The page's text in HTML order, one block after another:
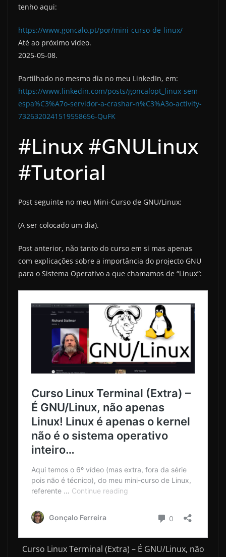
tenho aqui:
https://www.goncalo.pt/por/mini-curso-de-linux/
Até ao próximo vídeo.
2025-05-08.
Partilhado no mesmo dia no meu LinkedIn, em:
https://www.linkedin.com/posts/goncalopt_linux-sem-
espa%C3%A7o-servidor-a-crashar-n%C3%A3o-activity-
7326320241519558656-QuFK
#Linux #GNULinux
#Tutorial
Post seguinte no meu Mini-Curso de GNU/Linux:
(A ser colocado um dia).
Post anterior, não tanto do curso em si mas apenas
com explicações sobre a importância do projecto GNU
para o Sistema Operativo a que chamamos de “Linux”:
Curso Linux Terminal (Extra) – É GNU/Linux, não